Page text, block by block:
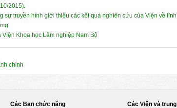
2015).
sự truyền hình giới thiệu các kết quả nghiên cứu của Viện về
Khoa học Lâm nghiệp Nam Bộ
chính
Các Ban chức năng Các Viện và